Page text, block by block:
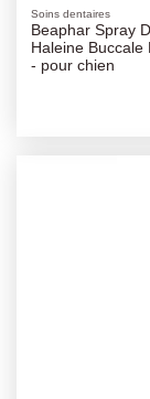
Soins dentaires
Beaphar Spray
Haleine Buccale
- pour chien